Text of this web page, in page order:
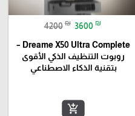
4200 ₪ 3600 ₪
Dreame X50 Ultra Complete –
روبوت التنظيف الذكي الأقوى
بتقنية الذكاء الاصطناعي
add_shopping_cart